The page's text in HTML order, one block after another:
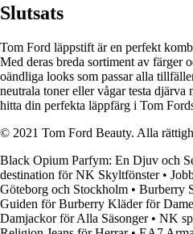
Slutsats
Tom Ford läppstift är en perfekt
Med deras breda sortiment av färger
oändliga looks som passar alla
neutrala toner eller vågar testa
hitta din perfekta läppfärg i Tom
© 2021 Tom Ford Beauty. Alla
Black Opium Parfym: En Djuv och
destination för NK Skyltfönster•
Göteborg och Stockholm • Burberry
Guiden för Burberry Kläder för
Damjackor för Alla Säsonger• NK